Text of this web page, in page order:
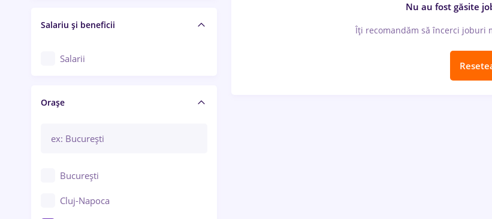
Salariu și beneficii
Salarii
Orașe
București
Cluj-Napoca
Nu au fost găsite
Îți recomandăm să încerci joburi